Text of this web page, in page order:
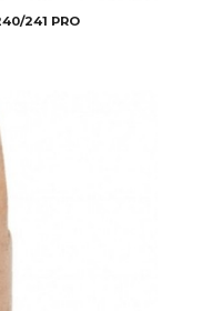
241 PRO